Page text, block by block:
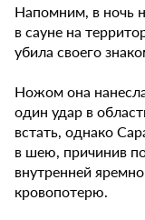
Напомним, в ночь
в сауне на
убила своего
Ножом она
один удар в
встать, однако
в шею, причинив
внутренней
кровопотерю.